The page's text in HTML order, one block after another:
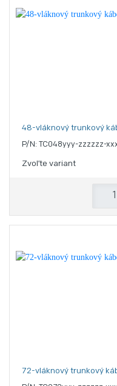
48-vláknový trunkový
P/N: TC048yyy-zzzzzz-
Zvoľte variant
72-vláknový trunkový